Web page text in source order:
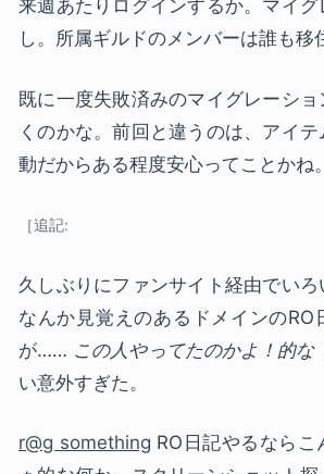
来週あたりログインするか。マイ
し。所属ギルドのメンバーは誰も移
既に一度失敗済みのマイグレーシ
くのかな。前回と違うのは、アイ
動だからある程度安心ってことかね。
久しぶりにファンサイト経由でい
なんか見覚えのあるドメインのRO
が…… この人やってたのかよ！的な
い意外すぎた。
r@g something RO日記やるなら